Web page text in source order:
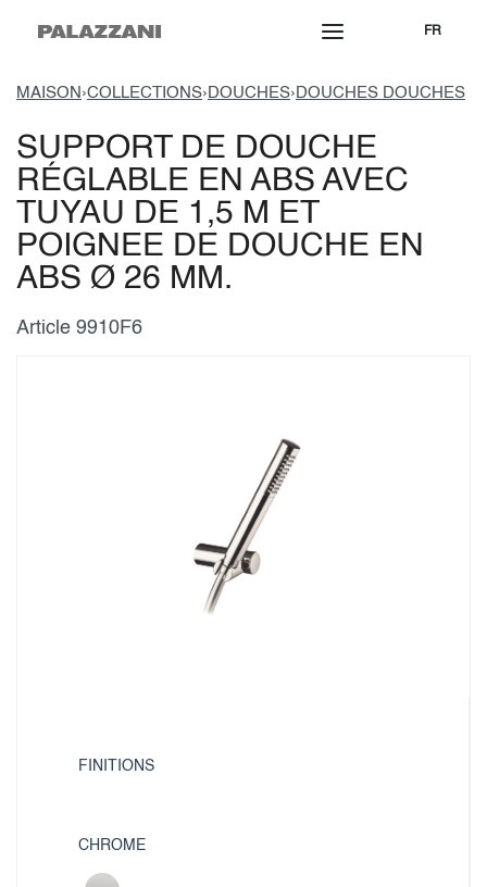
FR
MAISON ›COLLECTIONS› DOUCHES› DOUCHES DOUCHES
SUPPORT DE DOUCHE
RÉGLABLE EN ABS AVEC
TUYAU DE 1,5 M ET
POIGNEE DE DOUCHE EN
ABS Ø 26 MM.
Article 9910F6
FINITIONS
CHROME